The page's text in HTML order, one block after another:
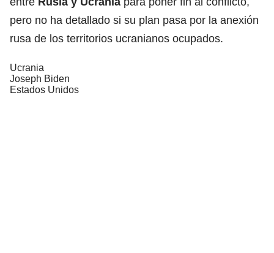
pero no ha detallado si su plan pasa por la anexión
rusa de los territorios ucranianos ocupados.
Ucrania
Joseph Biden
Estados Unidos